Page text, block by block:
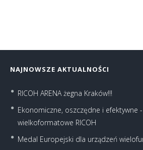
NAJNOWSZE AKTUALNOŚCI
RICOH ARENA żegna Kraków!!!
Ekonomiczne, oszczędne i efektywne
wielkoformatowe RICOH
Medal Europejski dla urządzeń